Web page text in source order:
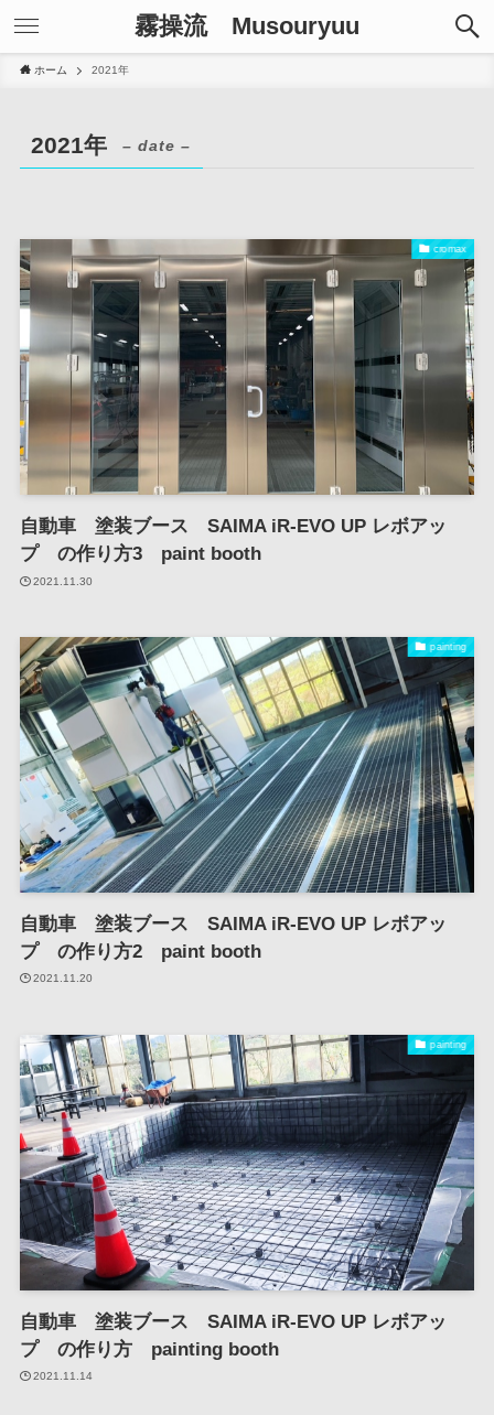
霧操流 Musouryuu
ホーム 2021年
2021年 – date –
cromax
自動車 塗装ブース SAIMA iR-EVO UP レボアッ
プ の作り方3 paint booth
2021.11.30
painting
自動車 塗装ブース SAIMA iR-EVO UP レボアッ
プ の作り方2 paint booth
2021.11.20
painting
自動車 塗装ブース SAIMA iR-EVO UP レボアッ
プ の作り方 painting booth
2021.11.14